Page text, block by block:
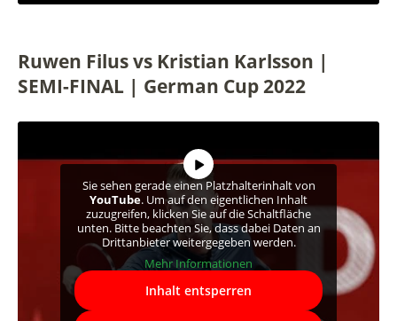
Ruwen Filus vs Kristian Karlsson |
SEMI-FINAL | German Cup 2022
Sie sehen gerade einen Platzhalterinhalt von
YouTube. Um auf den eigentlichen Inhalt
zuzugreifen, klicken Sie auf die Schaltfläche
unten. Bitte beachten Sie, dass dabei Daten an
Drittanbieter weitergegeben werden.
Mehr Informationen
Inhalt entsperren